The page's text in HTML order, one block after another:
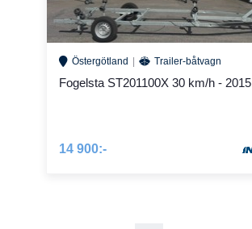
Östergötland Trailer-båtvagn
Fogelsta ST201100X 30 km/h - 2015
14 900:-